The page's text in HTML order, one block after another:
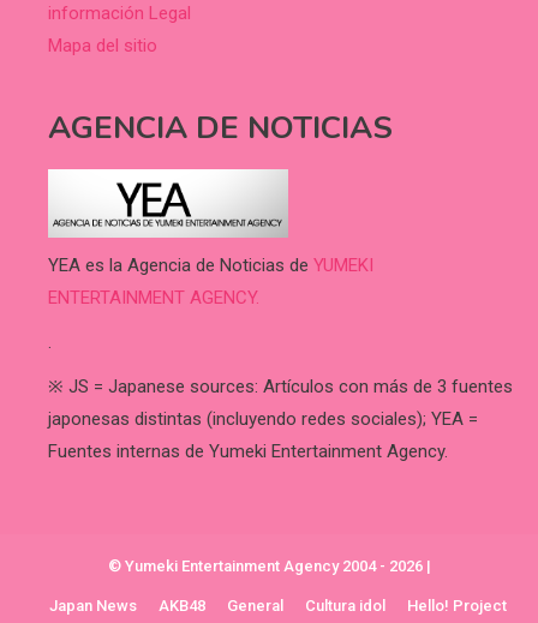
información Legal
Mapa del sitio
AGENCIA DE NOTICIAS
YEA es la Agencia de Noticias de YUMEKI
ENTERTAINMENT AGENCY.
.
※ JS = Japanese sources: Artículos con más de 3 fuentes
japonesas distintas (incluyendo redes sociales); YEA =
Fuentes internas de Yumeki Entertainment Agency.
© Yumeki Entertainment Agency 2004 - 2026 |
Japan News AKB48 General Cultura idol Hello! Project